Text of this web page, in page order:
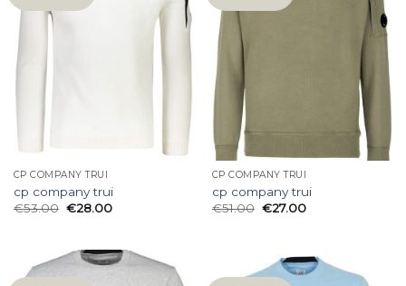
CP COMPANY TRUI
cp company trui
€53.00 €28.00
CP COMPANY TRUI
cp company trui
€51.00 €27.00